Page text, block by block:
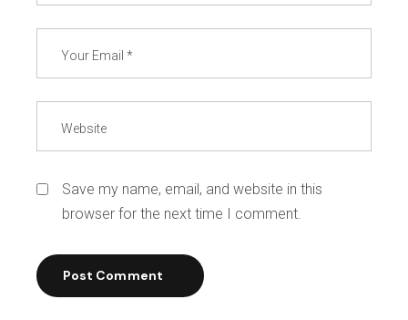
Save my name, email, and website in this
browser for the next time I comment.
Post Comment